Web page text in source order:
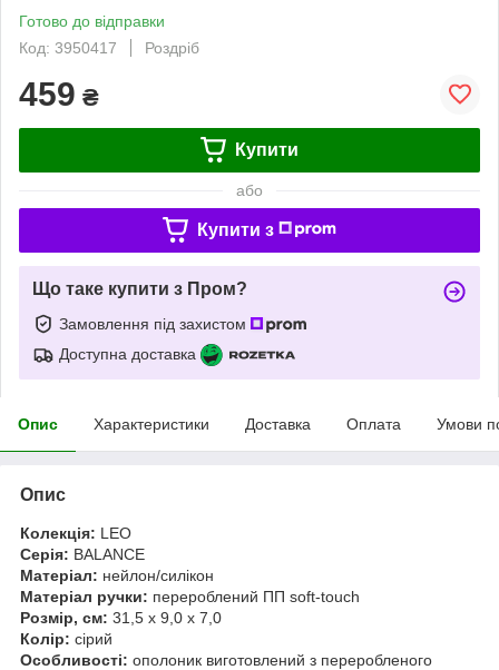
Готово до відправки
Код: 3950417
Роздріб
459 ₴
Купити
або
Купити з
Що таке купити з Пром?
Замовлення під захистом
Доступна доставка
Опис Характеристики Доставка Оплата Умови
Опис
Колекція: LEO
Серія: BALANCE
Матеріал: нейлон/силікон
Матеріал ручки: перероблений ПП soft-touch
Розмір, см: 31,5 x 9,0 x 7,0
Колір: сірий
Особливості: ополоник виготовлений з переробленого